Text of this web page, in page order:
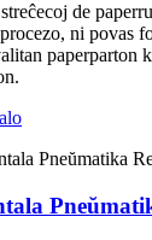
de
ni povas
paperparton